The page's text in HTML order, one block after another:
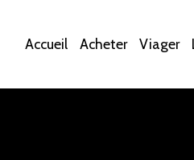
Accueil Acheter Viager